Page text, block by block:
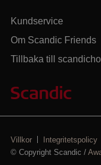
Kundservice
Om Scandic Friends
Tillbaka till
Villkor Integritetspolicy
© Copyright Scandic /